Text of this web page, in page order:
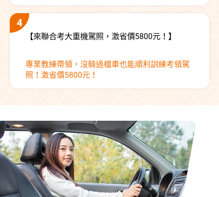
【來聯合考大重機駕照，激省價5800元！】
專業教練帶領，沒騎過檔車也能順利訓練考領駕
照！激省價5800元！